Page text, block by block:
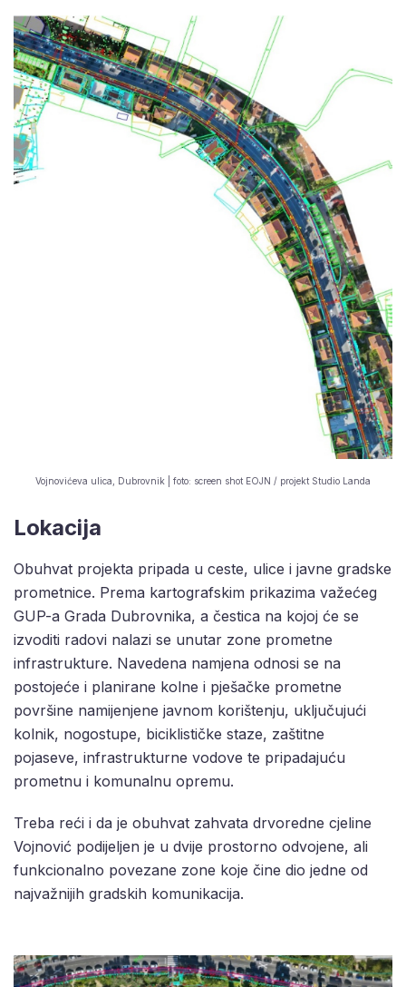
Vojnovićeva ulica, Dubrovnik | foto: screen shot EOJN / projekt Studio Landa
Lokacija
Obuhvat projekta pripada u ceste, ulice i javne gradske
prometnice. Prema kartografskim prikazima važećeg
GUP-a Grada Dubrovnika, a čestica na kojoj će se
izvoditi radovi nalazi se unutar zone prometne
infrastrukture. Navedena namjena odnosi se na
postojeće i planirane kolne i pješačke prometne
površine namijenjene javnom korištenju, uključujući
kolnik, nogostupe, biciklističke staze, zaštitne
pojaseve, infrastrukturne vodove te pripadajuću
prometnu i komunalnu opremu.
Treba reći i da je obuhvat zahvata drvoredne cjeline
Vojnović podijeljen je u dvije prostorno odvojene, ali
funkcionalno povezane zone koje čine dio jedne od
najvažnijih gradskih komunikacija.